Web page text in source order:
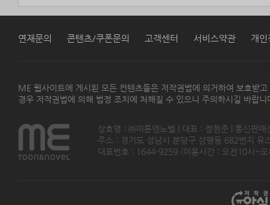
연재문의 콘텐츠/쿠폰문의 고객센터 서비스약관 개인
ME 웹사이트에 게시된 모든 컨텐츠들은 저작권법에 의거하여 보호받
경우 저작권법에 의해 법정 조치에 처해질 수 있으니 주의하시길 바랍니
상호명 : ㈜미툰앤노벨 | 대표 : 정현준 | 통신판
주소 : 경기도 성남시 분당구 삼평동 682번지
대표번호 : 1644-9259 (이용시간 : 오전10시~